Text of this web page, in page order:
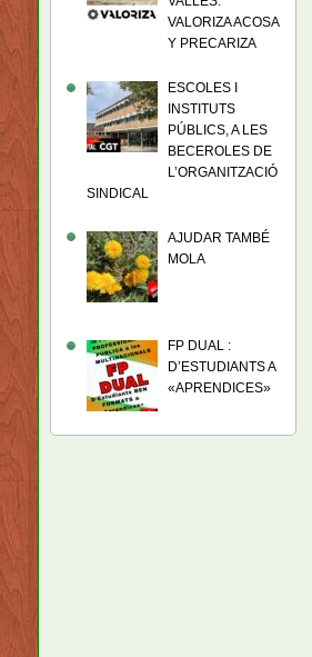
VALORIZA ACOSA
Y PRECARIZA
ESCOLES I
INSTITUTS
PÚBLICS, A LES
BECEROLES DE
L’ORGANITZACIÓ
SINDICAL
AJUDAR TAMBÉ
MOLA
FP DUAL :
D’ESTUDIANTS A
«APRENDICES»